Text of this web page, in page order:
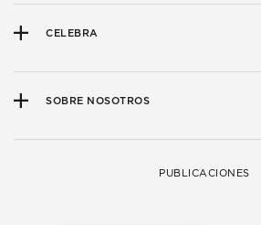
CELEBRA
SOBRE NOSOTROS
PUBLICACIONES